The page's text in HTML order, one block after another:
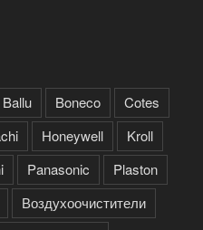
Ballu Boneco
Cotes
Honeywell
Kroll
Panasonic
Plaston
Воздухоочистители